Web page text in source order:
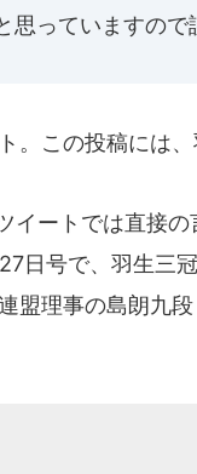
思っていますので
。この投稿には
イートでは直接の
日号で、羽生三
盟理事の島朗九